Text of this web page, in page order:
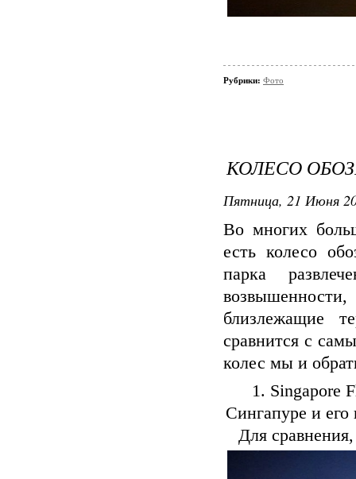
Рубрики: Фото
КОЛЕСО
Пятница, 21 Июня
Во многих
есть колесо
парка
близлежащие
сравнится с
колес мы и
1. Singapore
Сингапуре и его
Для